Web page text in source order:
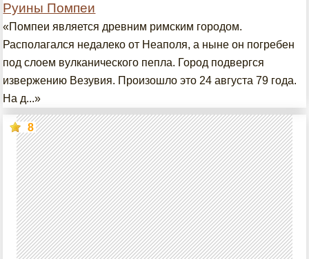
Руины Помпеи
«Помпеи является древним римским городом.
Располагался недалеко от Неаполя, а ныне он погребен
под слоем вулканического пепла. Город подвергся
извержению Везувия. Произошло это 24 августа 79 года.
На д...»
8